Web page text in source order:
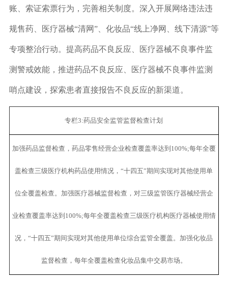
账、索证索票行为，完善相关制度。深入开展网络违法违
规售药、医疗器械“清网”、化妆品“线上净网、线下清源”等
专项整治行动。提高药品不良反应、医疗器械不良事件监
测警戒效能，推进药品不良反应、医疗器械不良事件监测
哨点建设，探索患者直接报告不良反应的新渠道。
专栏3:药品安全监管监督检查计划
加强药品监督检查，药品零售经营企业检查覆盖率达到100%;每年全覆
盖检查三级医疗机构药品使用情况，“十四五”期间实现对其他使用单
位全覆盖检查。加强医疗器械监督检查，对三级监管医疗器械经营企
业检查覆盖率达到100%;每年全覆盖检查三级医疗机构医疗器械使用情
况，“十四五”期间实现对其他使用单位综合监管全覆盖。加强化妆品
监督检查，每年全覆盖检查化妆品集中交易市场。